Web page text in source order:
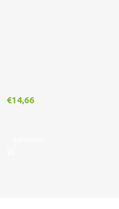
€14,66